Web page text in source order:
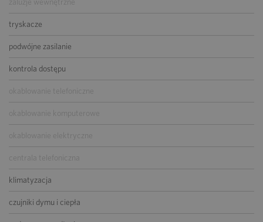
tryskacze
podwójne zasilanie
kontrola dostępu
okablowanie telefoniczne
okablowanie komputerowe
okablowanie elektryczne
centrala telefoniczna
klimatyzacja
czujniki dymu i ciepła